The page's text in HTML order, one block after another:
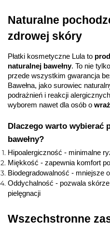
Naturalne
zdrowej skóry
Płatki kosmetyczne Lula to
naturalnej bawełny. To nie
przede wszystkim gwarancja
Bawełna, jako surowiec
podrażnień i reakcji
wyborem nawet dla osób o
Dlaczego warto wybierać
bawełny?
Hipoalergiczność - minimalne
Miękkość - zapewnia komfort
Biodegradowalność - mniejsze
Oddychalność - pozwala
pielęgnacji
Wszechstronne